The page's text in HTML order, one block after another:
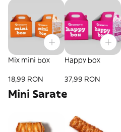
Mix mini box
18,99 RON
Happy box
37,99 RON
Mini Sarate